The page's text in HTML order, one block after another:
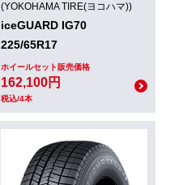
(YOKOHAMA TIRE(ヨコハマ))
iceGUARD IG70
225/65R17
ホイールセット販売価格
162,100円
税込/4本